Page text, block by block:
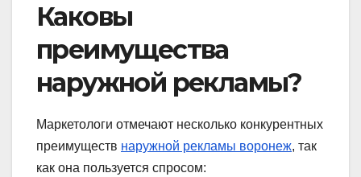
Каковы
преимущества
наружной рекламы?
Маркетологи отмечают несколько конкурентных
преимуществ наружной рекламы воронеж, так
как она пользуется спросом: